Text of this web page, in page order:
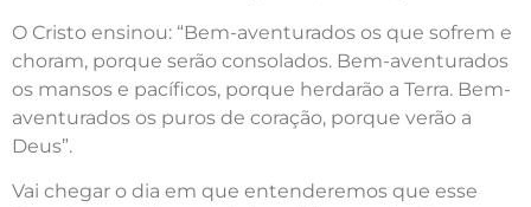
O Cristo ensinou: “Bem-aventurados os que sofrem e
choram, porque serão consolados. Bem-aventurados
os mansos e pacíficos, porque herdarão a Terra. Bem-
aventurados os puros de coração, porque verão a
Deus”.
Vai chegar o dia em que entenderemos que esse